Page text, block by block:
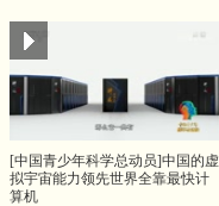
[中国青少年科学总动员]中国的虚
拟宇宙能力领先世界全靠最快计
算机